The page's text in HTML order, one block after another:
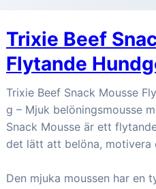
Trixie Beef
Flytande
Trixie Beef Snack Mousse
g – Mjuk belöningsmousse
Snack Mousse är ett
det lätt att belöna, motivera
Den mjuka moussen har en